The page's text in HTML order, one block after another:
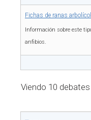
Fichas de ranas
Información sobre este
anfibios.
Viendo 10